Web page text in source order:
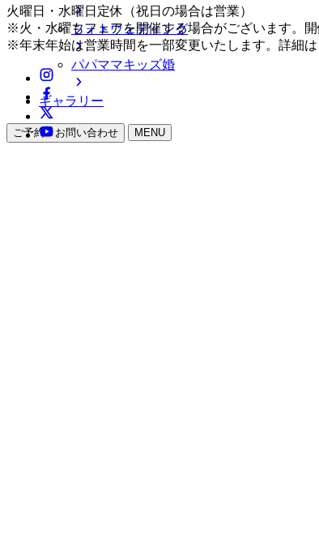
フォトウェディング
パパママキッズ婚
ギャラリー
ご予約・お問い合わせ MENU
火曜日・水曜日定休（祝日の場合は営業）
※火・水曜もフェアを開催する場合がございます。開
※年末年始は営業時間を一部変更いたします。詳細は